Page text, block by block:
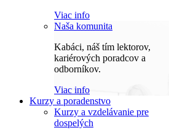
Viac info
Naša komunita
Kabáci, náš tím lektorov,
kariérových poradcov a
odborníkov.
Viac info
Kurzy a poradenstvo
Kurzy a vzdelávanie pre
dospelých